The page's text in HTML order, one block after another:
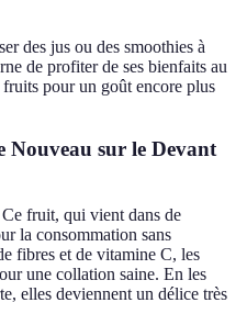
des jus ou des smoothies à
de profiter de ses bienfaits au
pour un goût encore plus
Nouveau sur le Devant
Ce fruit, qui vient dans de
la consommation sans
fibres et de vitamine C, les
une collation saine. En les
elles deviennent un délice très